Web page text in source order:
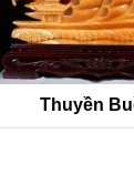
Thuyền